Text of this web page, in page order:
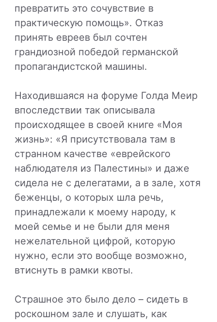
превратить это сочувствие в
практическую помощь». Отказ
принять евреев был сочтен
грандиозной победой германской
пропагандистской машины.
Находившаяся на форуме Голда Меир
впоследствии так описывала
происходящее в своей книге «Моя
жизнь»: «Я присутствовала там в
странном качестве «еврейского
наблюдателя из Палестины» и даже
сидела не с делегатами, а в зале, хотя
беженцы, о которых шла речь,
принадлежали к моему народу, к
моей семье и не были для меня
нежелательной цифрой, которую
нужно, если это вообще возможно,
втиснуть в рамки квоты.
Страшное это было дело – сидеть в
роскошном зале и слушать, как